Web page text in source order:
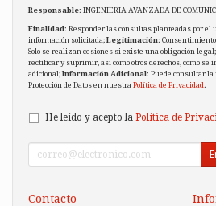
Responsable: INGENIERIA AVANZADA DE
Finalidad: Responder las consultas planteadas por el
información solicitada;Legitimación:
Solo se realizan cesiones si existe una obligación legal;
rectificar y suprimir, así como otros derechos, como se
adicional;Información Adicional: Puede consultar la
Protección de Datos en nuestra Política de Privacidad.
He leído y acepto la Política de
Contacto